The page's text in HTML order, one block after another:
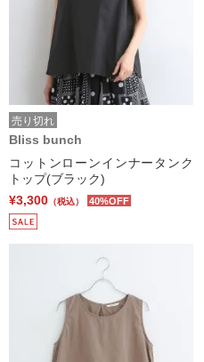
売り切れ
Bliss bunch
コットンローンインナータンク
トップ(ブラック)
¥3,300 （税込） 40%OFF